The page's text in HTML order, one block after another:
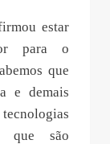
estar
para o
que
e demais
que são